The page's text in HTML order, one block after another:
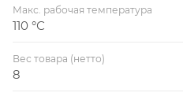
Макс. рабочая температура
110 °С
Вес товара (нетто)
8